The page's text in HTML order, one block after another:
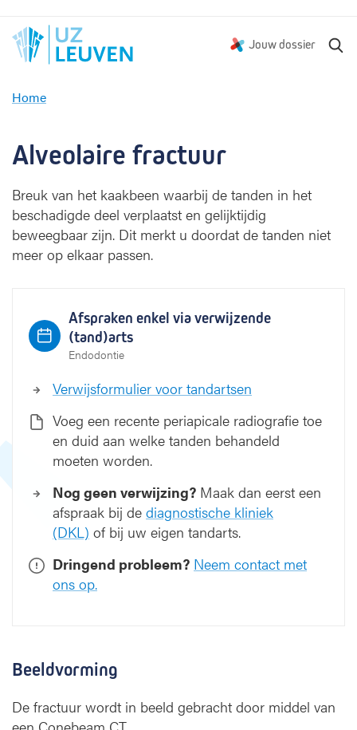
Jouw dossier
Home
e
l
a
i
r
a
c
t
u
Alveolaire fractuur
Breuk van het kaakbeen waarbij de tanden in het
beschadigde deel verplaatst en gelijktijdig
beweegbaar zijn. Dit merkt u doordat de tanden niet
meer op elkaar passen.
Afspraken enkel via verwijzende
(tand)arts
Endodontie
Verwijsformulier voor tandartsen
Voeg een recente periapicale radiografie toe
en duid aan welke tanden behandeld
moeten worden.
Nog geen verwijzing? Maak dan eerst een
afspraak bij de diagnostische kliniek
(DKL) of bij uw eigen tandarts.
Dringend probleem? Neem contact met
ons op.
Beeldvorming
De fractuur wordt in beeld gebracht door middel van